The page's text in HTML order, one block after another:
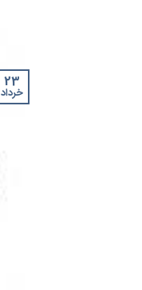
23
خرداد